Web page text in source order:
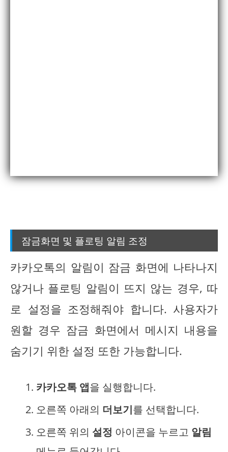
잠금화면 및 플로팅 알림 조정
카카오톡의 알림이 잠금 화면에 나타나지
않거나 플로팅 알림이 뜨지 않는 경우, 따
로 설정을 조정해줘야 합니다. 사용자가
원할 경우 잠금 화면에서 메시지 내용을
숨기기 위한 설정 또한 가능합니다.
카카오톡 앱을 실행합니다.
오른쪽 아래의 더보기를 선택합니다.
오른쪽 위의 설정 아이콘을 누르고 알림